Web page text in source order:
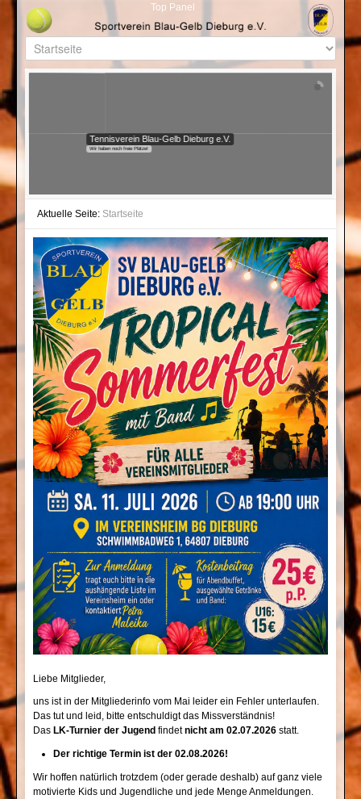
Top Panel
Tennisverein Blau-Gelb Dieburg e.V.
Aktuelle Seite: Startseite
Liebe Mitglieder,
uns ist in der Mitgliederinfo vom Mai leider ein Fehler unterlaufen.
Das tut und leid, bitte entschuldigt das Missverständnis!
Das LK-Turnier der Jugend findetnicht am 02.07.2026 statt.
Der richtige Termin ist der 02.08.2026!
Wir hoffen natürlich trotzdem (oder gerade deshalb) auf ganz viele
motivierte Kids und Jugendliche und jede Menge Anmeldungen.